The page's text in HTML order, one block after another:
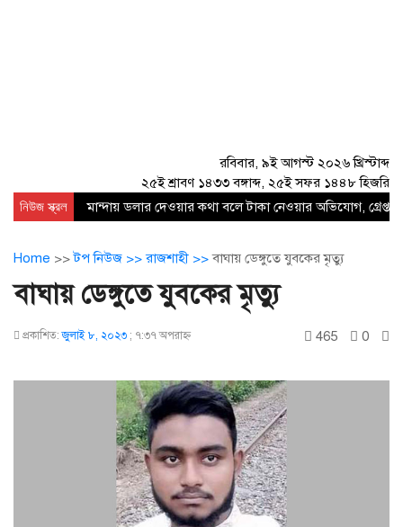
রবিবার, ৯ই আগস্ট ২০২৬ খ্রিস্টাব্দ
২৫ই শ্রাবণ ১৪৩৩ বঙ্গাব্দ, ২৫ই সফর ১৪৪৮ হিজরি
নিউজ স্ক্রল মান্দায় ডলার দেওয়ার কথা বলে টাকা নেওয়ার অভিযোগ,
Home >>টপ নিউজ >>রাজশাহী >>বাঘায় ডেঙ্গুতে যুবকের মৃত্যু
বাঘায় ডেঙ্গুতে যুবকের মৃত্যু
প্রকাশিত:জুলাই ৮, ২০২৩ ; ৭:৩৭ অপরাহ্ণ 465 0